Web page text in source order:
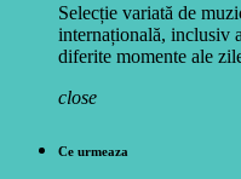
Selecție variată de
internațională, inclusiv
diferite momente ale
close
Ce urmeaza